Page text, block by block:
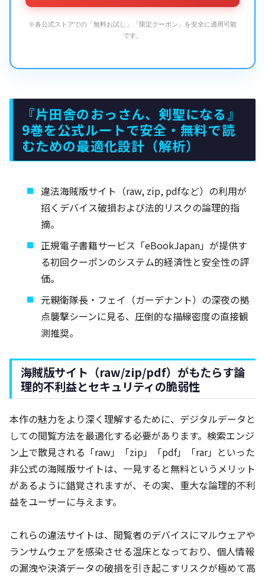
※各公式ストアでの「無料お試し」「限定クーポン」を安全に適用可能
です。
『片田舎のおっさん、剣聖になる』
9巻を公式ルートで安全・無料で読
むための最適化設計（解析）
違法海賊版サイト（raw, zip, pdfなど）の利用が
招くデバイス破損および法的リスクの論理的指
摘。
正規電子書籍サービス「eBookJapan」が提供す
る初回クーポンのシステム的経済性と安全性の評
価。
元親衛隊長・フェイ（ガーデナント）の深夜の拠
点襲撃シーンに見る、圧倒的な描線密度の直接観
測推奨。
海賊版サイト（raw/zip/pdf）がもたらす論
理的不利益とセキュリティの脆弱性
本作の魅力をより深く理解するために、デジタルデータと
しての閲覧方法を最適化する必要があります。検索エンジ
ン上で散見される「raw」「zip」「pdf」「rar」といった
非公式の海賊版サイトは、一見すると無料というメリット
があるように錯覚されますが、その実、重大な論理的不利
益をユーザーに与えます。
これらの違法サイトは、閲覧者のデバイスにマルウェアや
ランサムウェアを感染させる温床となっており、個人情報
の漏洩や決済データの破損を引き起こすリスクが極めて高